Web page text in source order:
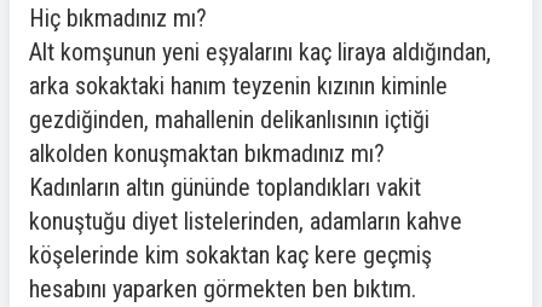
Hiç bıkmadınız mı?
Alt komşunun yeni eşyalarını kaç liraya aldığından,
arka sokaktaki hanım teyzenin kızının kiminle
gezdiğinden, mahallenin delikanlısının içtiği
alkolden konuşmaktan bıkmadınız mı?
Kadınların altın gününde toplandıkları vakit
konuştuğu diyet listelerinden, adamların kahve
köşelerinde kim sokaktan kaç kere geçmiş
hesabını yaparken görmekten ben bıktım.